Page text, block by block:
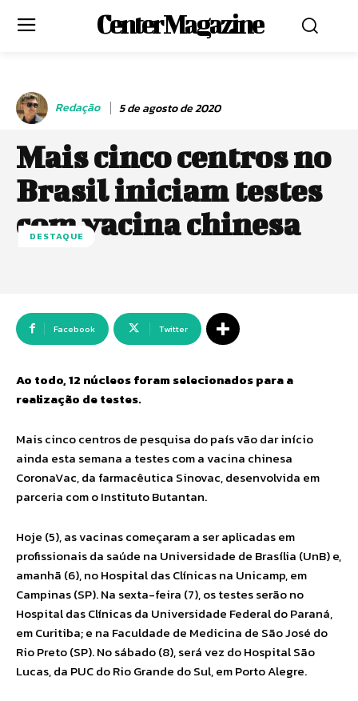
Center Magazine
Redação 5 de agosto de 2020
Mais cinco centros no
Brasil iniciam testes
com vacina chinesa
DESTAQUE
Facebook Twitter
Ao todo, 12 núcleos foram selecionados para a
realização de testes.
Mais cinco centros de pesquisa do país vão dar início
ainda esta semana a testes com a vacina chinesa
CoronaVac, da farmacêutica Sinovac, desenvolvida em
parceria com o Instituto Butantan.
Hoje (5), as vacinas começaram a ser aplicadas em
profissionais da saúde na Universidade de Brasília (UnB) e,
amanhã (6), no Hospital das Clínicas na Unicamp, em
Campinas (SP). Na sexta-feira (7), os testes serão no
Hospital das Clínicas da Universidade Federal do Paraná,
em Curitiba; e na Faculdade de Medicina de São José do
Rio Preto (SP). No sábado (8), será vez do Hospital São
Lucas, da PUC do Rio Grande do Sul, em Porto Alegre.